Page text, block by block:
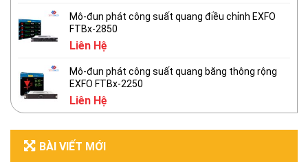
Mô-đun phát công suất quang điều chỉnh EXFO
FTBx-2850
Liên Hệ
Mô-đun phát công suất quang băng thông rộng
EXFO FTBx-2250
Liên Hệ
BÀI VIẾT MỚI